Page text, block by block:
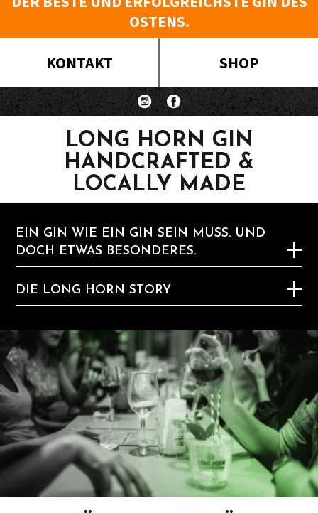
OSTENS.
KONTAKT SHOP
LONG HORN GIN
HANDCRAFTED &
LOCALLY MADE
EIN GIN WIE EIN GIN SEIN MUSS. UND
DOCH ETWAS BESONDERES.
DIE LONG HORN STORY